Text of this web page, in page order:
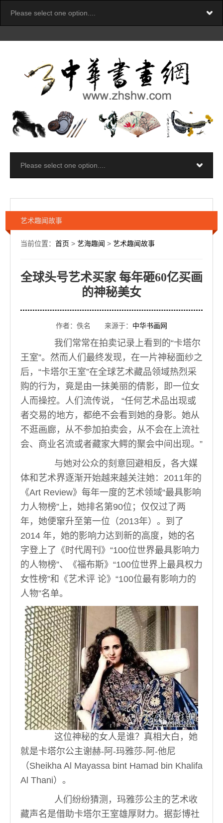
艺术趣闻故事
当前位置： 首页 > 艺海趣闻 > 艺术趣闻故事
全球头号艺术买家 每年砸60亿买画
的神秘美女
作者：佚名 来源于： 中华书画网
我们常常在拍卖记录上看到的“卡塔尔
王室”。然而人们最终发现，在一片神秘面纱之
后，“卡塔尔王室”在全球艺术藏品领域热烈采
购的行为，竟是由一抹美丽的倩影，即一位女
人而操控。人们流传说， “任何艺术品出现或
者交易的地方，都绝不会看到她的身影。她从
不逛画廊，从不参加拍卖会，从不会在上流社
会、商业名流或者藏家大鳄的聚会中间出现。”
与她对公众的刻意回避相反，各大媒
体和艺术界逐渐开始越来越关注她：2011年的
《Art Review》每年一度的艺术领域“最具影响
力人物榜”上，她排名第90位；仅仅过了两
年，她便窜升至第一位（2013年）。到了
2014 年，她的影响力达到新的高度，她的名
字登上了《时代周刊》“100位世界最具影响力
的人物榜”、《福布斯》“100位世界上最具权力
女性榜”和《艺术评 论》“100位最有影响力的
人物”名单。
这位神秘的女人是谁？真相大白，她
就是卡塔尔公主谢赫-阿-玛雅莎-阿-他尼
（Sheikha Al Mayassa bint Hamad bin Khalifa
Al Thani）。
人们纷纷猜测，玛雅莎公主的艺术收
藏声名是借助卡塔尔王室雄厚财力。据彭博社